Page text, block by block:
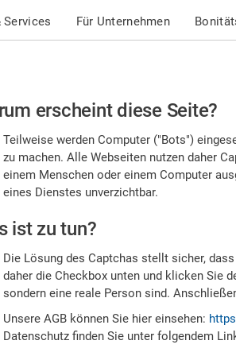
Services Für Unternehmen
erscheint diese Seite?
Teilweise werden Computer ("Bots")
zu machen. Alle Webseiten nutzen daher
einem Menschen oder einem Computer
eines Dienstes unverzichtbar.
ist zu tun?
Die Lösung des Captchas stellt sicher,
daher die Checkbox unten und klicken Sie
sondern eine reale Person sind.
Unsere AGB können Sie hier einsehen:
Datenschutz finden Sie unter folgendem